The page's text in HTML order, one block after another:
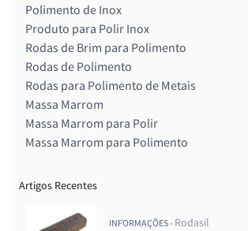
Polimento de Inox
Produto para Polir Inox
Rodas de Brim para Polimento
Rodas de Polimento
Rodas para Polimento de Metais
Massa Marrom
Massa Marrom para Polir
Massa Marrom para Polimento
Artigos Recentes
INFORMAÇÕES - Rodasil